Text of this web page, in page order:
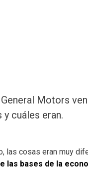
Motors
cuáles eran.
cosas eran muy
las bases de la